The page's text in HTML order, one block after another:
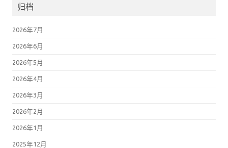
归档
2026年7月
2026年6月
2026年5月
2026年4月
2026年3月
2026年2月
2026年1月
2025年12月